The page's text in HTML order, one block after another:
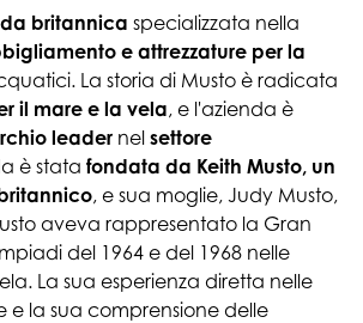
britannica specializzata nella
e attrezzature per la
La storia di Musto è radicata
il mare e la vela, e l'azienda è
leader nel settore
è stata fondata da Keith Musto, un
, e sua moglie, Judy Musto,
aveva rappresentato la Gran
del 1964 e del 1968 nelle
La sua esperienza diretta nelle
e la sua comprensione delle